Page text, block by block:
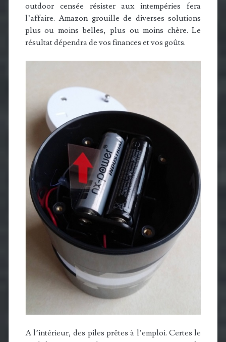
outdoor censée résister aux intempéries fera
l’affaire. Amazon grouille de diverses solutions
plus ou moins belles, plus ou moins chère. Le
résultat dépendra de vos finances et vos goûts.
A l’intérieur, des piles prêtes à l’emploi. Certes le